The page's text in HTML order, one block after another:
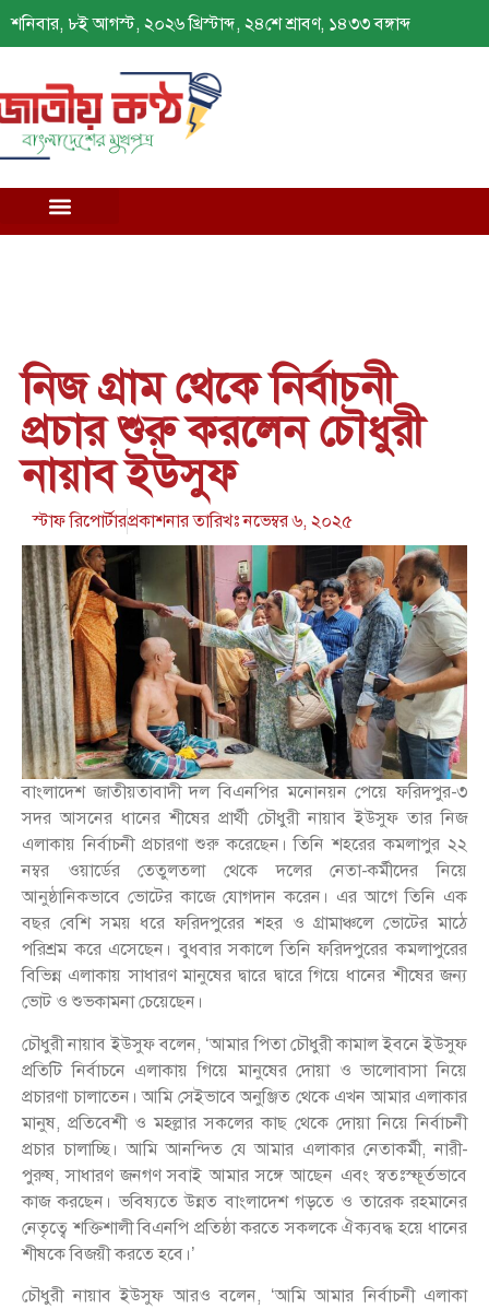
শনিবার, ৮ই আগস্ট, ২০২৬ খ্রিস্টাব্দ, ২৪শে শ্রাবণ, ১৪৩৩ বঙ্গাব্দ
নিজ গ্রাম থেকে নির্বাচনী
প্রচার শুরু করলেন চৌধুরী
নায়াব ইউসুফ
স্টাফ রিপোর্টারপ্রকাশনার তারিখঃনভেম্বর ৬, ২০২৫
বাংলাদেশ জাতীয়তাবাদী দল বিএনপির মনোনয়ন পেয়ে ফরিদপুর-৩
সদর আসনের ধানের শীষের প্রার্থী চৌধুরী নায়াব ইউসুফ তার নিজ
এলাকায় নির্বাচনী প্রচারণা শুরু করেছেন। তিনি শহরের কমলাপুর ২২
নম্বর ওয়ার্ডের তেতুলতলা থেকে দলের নেতা-কর্মীদের নিয়ে
আনুষ্ঠানিকভাবে ভোটের কাজে যোগদান করেন। এর আগে তিনি এক
বছর বেশি সময় ধরে ফরিদপুরের শহর ও গ্রামাঞ্চলে ভোটের মাঠে
পরিশ্রম করে এসেছেন। বুধবার সকালে তিনি ফরিদপুরের কমলাপুরের
বিভিন্ন এলাকায় সাধারণ মানুষের দ্বারে দ্বারে গিয়ে ধানের শীষের জন্য
ভোট ও শুভকামনা চেয়েছেন।
চৌধুরী নায়াব ইউসুফ বলেন, ‘আমার পিতা চৌধুরী কামাল ইবনে ইউসুফ
প্রতিটি নির্বাচনে এলাকায় গিয়ে মানুষের দোয়া ও ভালোবাসা নিয়ে
প্রচারণা চালাতেন। আমি সেইভাবে অনুঞ্জিত থেকে এখন আমার এলাকার
মানুষ, প্রতিবেশী ও মহল্লার সকলের কাছ থেকে দোয়া নিয়ে নির্বাচনী
প্রচার চালাচ্ছি। আমি আনন্দিত যে আমার এলাকার নেতাকর্মী, নারী-
পুরুষ, সাধারণ জনগণ সবাই আমার সঙ্গে আছেন এবং স্বতঃস্ফূর্তভাবে
কাজ করছেন। ভবিষ্যতে উন্নত বাংলাদেশ গড়তে ও তারেক রহমানের
নেতৃত্বে শক্তিশালী বিএনপি প্রতিষ্ঠা করতে সকলকে ঐক্যবদ্ধ হয়ে ধানের
শীষকে বিজয়ী করতে হবে।’
চৌধুরী নায়াব ইউসুফ আরও বলেন, ‘আমি আমার নির্বাচনী এলাকা